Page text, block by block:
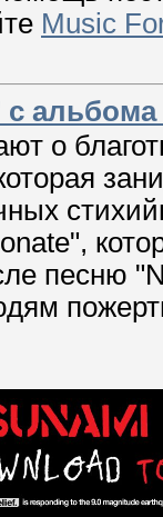
Music
о
песню